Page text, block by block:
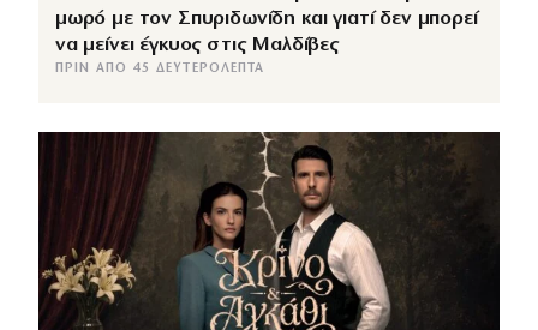
μωρό με τον Σπυριδωνίδη και γιατί δεν μπορεί
να μείνει έγκυος στις Μαλδίβες
ΠΡΙΝ ΑΠΌ 45 ΔΕΥΤΕΡΌΛΕΠΤΑ